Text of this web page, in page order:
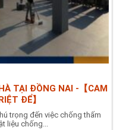
TẠI ĐỒNG NAI -【CAM
ĐỂ】
trọng đến việc chống thấm
liệu chống...